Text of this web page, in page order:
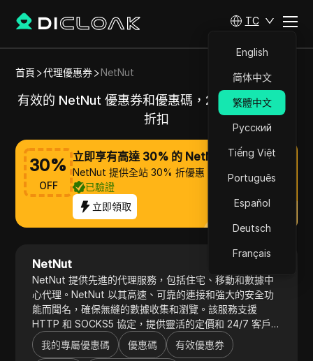
TC
English
简体中文
繁體中文
Русский
Tiếng Việt
Português
Español
Deutsch
Français
首頁 代理優惠券 NetNut
有效的 NetNut 優惠券和優惠碼，2025 年享 30%
折扣
30%
OFF
立即享有高達 30% 的 NetNut 折扣
NetNut 提供全站 30% 折優惠，馬上領取！
已驗證
立即領取
NetNut
NetNut 提供先進的代理服務，包括住宅、移動和數據中
心代理。NetNut 以其高速、可靠的連接和強大的安全功
能而聞名，確保無縫的數據收集和瀏覽。該服務支援
HTTP 和 SOCKS5 協定，提供靈活的定價和 24/7 客戶
支援，使其成為網路爬蟲、市場研究等的理想選擇。
我的專屬優惠碼 優惠碼 有效優惠券